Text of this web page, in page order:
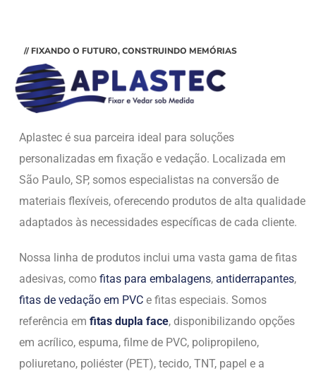
// FIXANDO O FUTURO, CONSTRUINDO MEMÓRIAS
Aplastec é sua parceira ideal para soluções
personalizadas em fixação e vedação. Localizada em
São Paulo, SP, somos especialistas na conversão de
materiais flexíveis, oferecendo produtos de alta qualidade
adaptados às necessidades específicas de cada cliente.
Nossa linha de produtos inclui uma vasta gama de fitas
adesivas, como fitas para embalagens, antiderrapantes,
fitas de vedação em PVC e fitas especiais. Somos
referência em fitas dupla face, disponibilizando opções
em acrílico, espuma, filme de PVC, polipropileno,
poliuretano, poliéster (PET), tecido, TNT, papel e a